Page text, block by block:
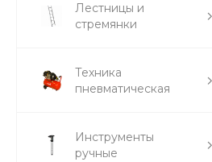
Лестницы и
стремянки
Техника
пневматическая
Инструменты
ручные